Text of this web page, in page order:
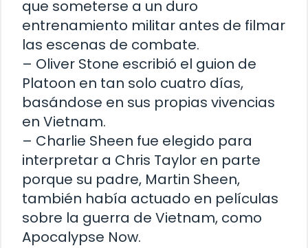
que someterse a un duro
entrenamiento militar antes de filmar
las escenas de combate.
– Oliver Stone escribió el guion de
Platoon en tan solo cuatro días,
basándose en sus propias vivencias
en Vietnam.
– Charlie Sheen fue elegido para
interpretar a Chris Taylor en parte
porque su padre, Martin Sheen,
también había actuado en películas
sobre la guerra de Vietnam, como
Apocalypse Now.